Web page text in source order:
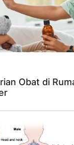
Obat di